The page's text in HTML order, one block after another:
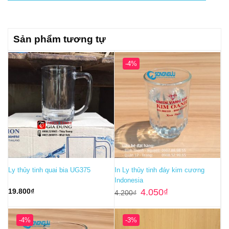
Sản phẩm tương tự
Ly thủy tinh quai bia UG375
19.800₫
-4%
In Ly thủy tinh đáy kim cương
Indonesia
4.200₫ Giá
gốc
4.050₫
-4% -3%